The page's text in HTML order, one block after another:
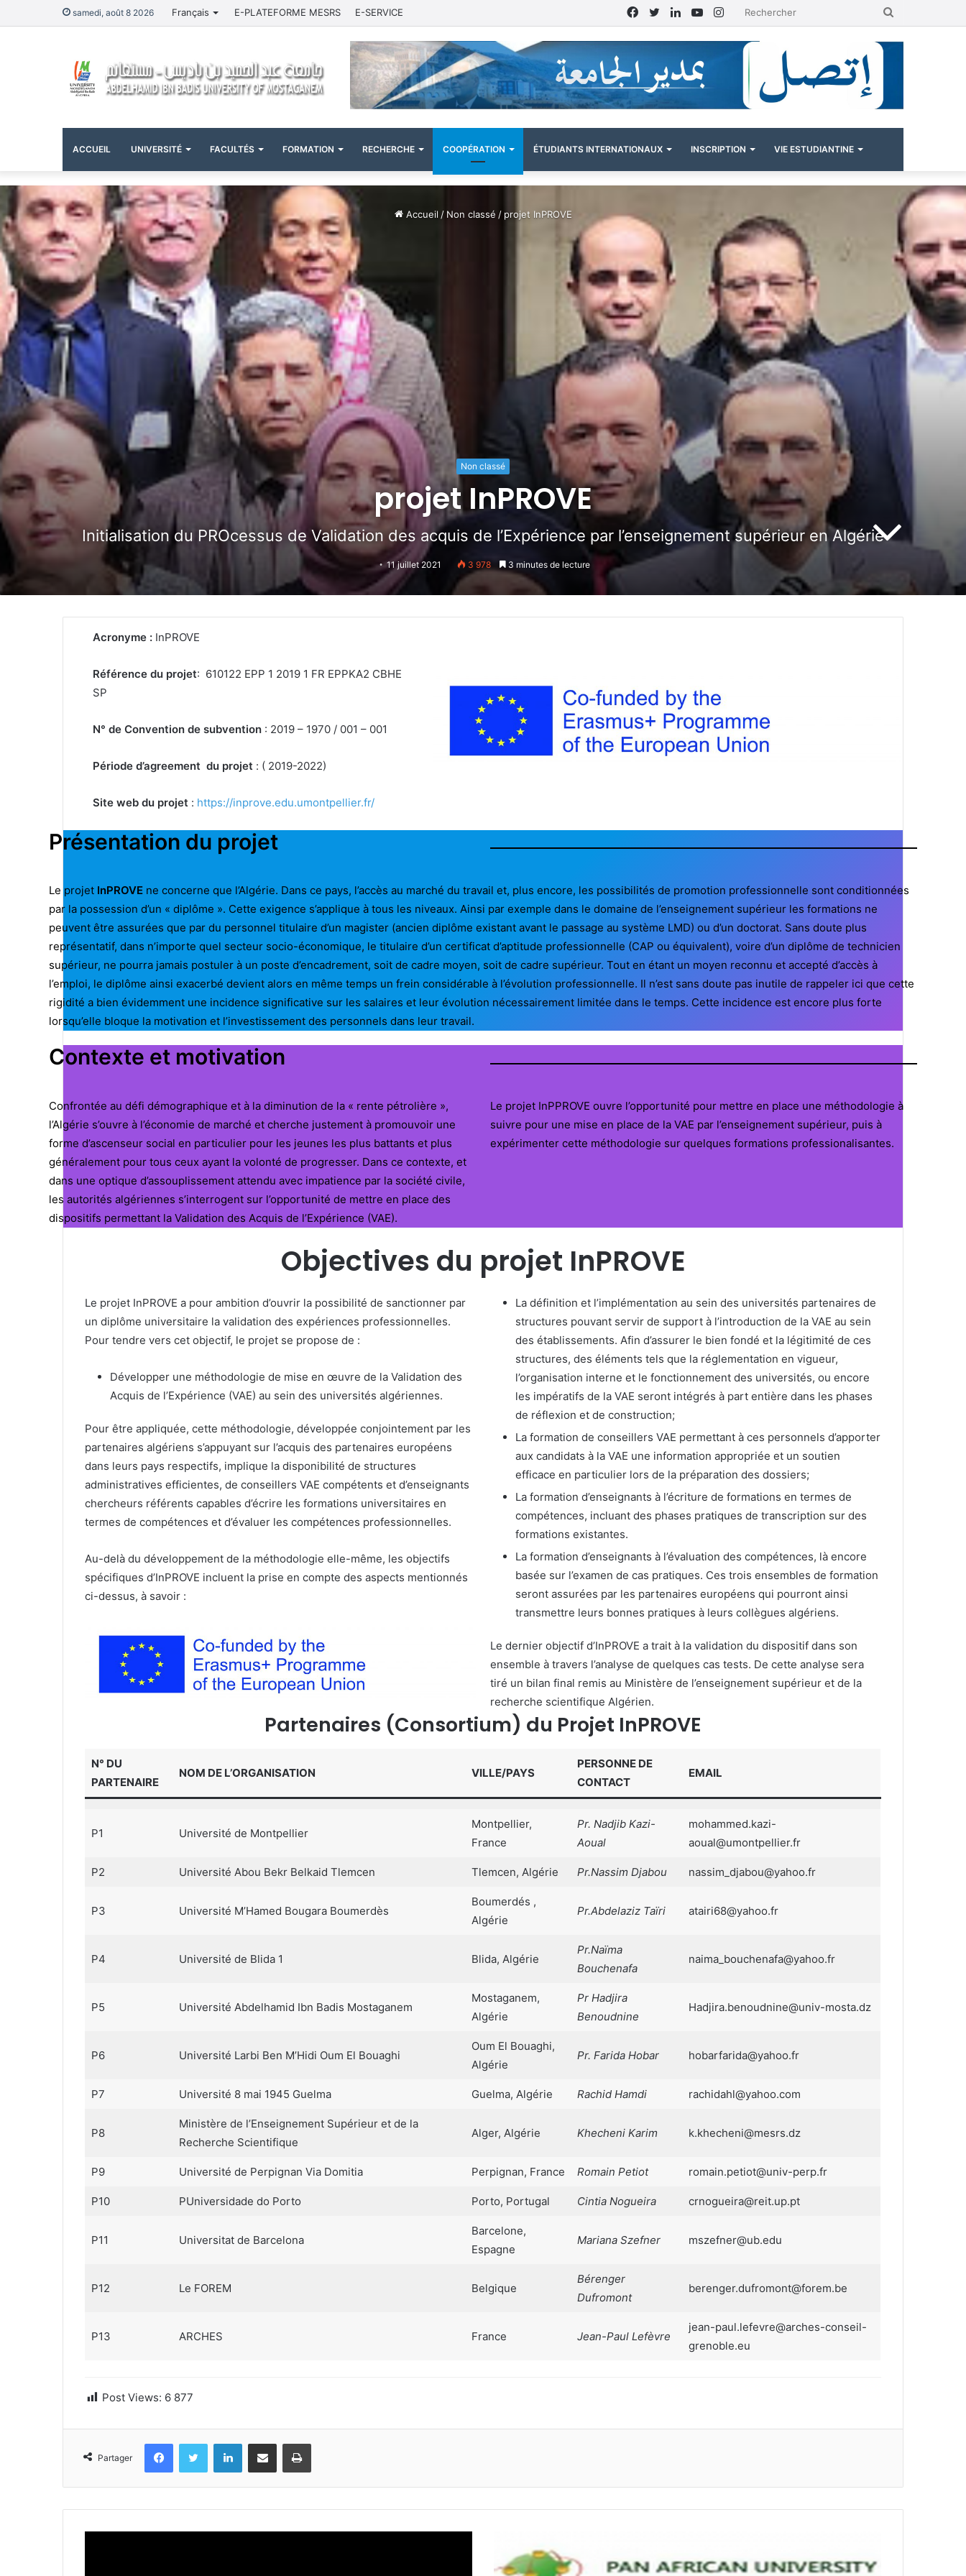
samedi, août 8 2026 Français E-PLATEFORME MESRS E-SERVICE Instagram
YouTube
Linkedin
Twitter
Facebook
ACCUEIL UNIVERSITÉ FACULTÉS FORMATION RECHERCHE COOPÉRATION ÉTUDIANTS INTERNATIONAUX INSCRIPTION VIE ESTUDIANTINE
Accueil / Non classé / projet InPROVE
Non classé
projet InPROVE
Initialisation du PROcessus de Validation des acquis de l’Expérience par l’enseignement supérieur en Algérie
11 juillet 2021 3 978 3 minutes de lecture
Acronyme : InPROVE
Référence du projet: 610122 EPP 1 2019 1 FR EPPKA2 CBHE
SP
N° de Convention de subvention : 2019 – 1970 / 001 – 001
Période d’agreement du projet : ( 2019-2022)
Site web du projet : https://inprove.edu.umontpellier.fr/
Présentation du projet
Le projet InPROVE ne concerne que l’Algérie. Dans ce pays, l’accès au marché du travail et, plus encore, les possibilités de promotion professionnelle sont conditionnées
par la possession d’un « diplôme ». Cette exigence s’applique à tous les niveaux. Ainsi par exemple dans le domaine de l’enseignement supérieur les formations ne
peuvent être assurées que par du personnel titulaire d’un magister (ancien diplôme existant avant le passage au système LMD) ou d’un doctorat. Sans doute plus
représentatif, dans n’importe quel secteur socio-économique, le titulaire d’un certificat d’aptitude professionnelle (CAP ou équivalent), voire d’un diplôme de technicien
supérieur, ne pourra jamais postuler à un poste d’encadrement, soit de cadre moyen, soit de cadre supérieur. Tout en étant un moyen reconnu et accepté d’accès à
l’emploi, le diplôme ainsi exacerbé devient alors en même temps un frein considérable à l’évolution professionnelle. Il n’est sans doute pas inutile de rappeler ici que cette
rigidité a bien évidemment une incidence significative sur les salaires et leur évolution nécessairement limitée dans le temps. Cette incidence est encore plus forte
lorsqu’elle bloque la motivation et l’investissement des personnels dans leur travail.
Contexte et motivation
Confrontée au défi démographique et à la diminution de la « rente pétrolière »,
l’Algérie s’ouvre à l’économie de marché et cherche justement à promouvoir une
forme d’ascenseur social en particulier pour les jeunes les plus battants et plus
généralement pour tous ceux ayant la volonté de progresser. Dans ce contexte, et
dans une optique d’assouplissement attendu avec impatience par la société civile,
les autorités algériennes s’interrogent sur l’opportunité de mettre en place des
dispositifs permettant la Validation des Acquis de l’Expérience (VAE).
Le projet InPPROVE ouvre l’opportunité pour mettre en place une méthodologie à
suivre pour une mise en place de la VAE par l’enseignement supérieur, puis à
expérimenter cette méthodologie sur quelques formations professionalisantes.
Objectives du projet InPROVE
Le projet InPROVE a pour ambition d’ouvrir la possibilité de sanctionner par
un diplôme universitaire la validation des expériences professionnelles.
Pour tendre vers cet objectif, le projet se propose de :
Développer une méthodologie de mise en œuvre de la Validation des
Acquis de l’Expérience (VAE) au sein des universités algériennes.
Pour être appliquée, cette méthodologie, développée conjointement par les
partenaires algériens s’appuyant sur l’acquis des partenaires européens
dans leurs pays respectifs, implique la disponibilité de structures
administratives efficientes, de conseillers VAE compétents et d’enseignants
chercheurs référents capables d’écrire les formations universitaires en
termes de compétences et d’évaluer les compétences professionnelles.
Au-delà du développement de la méthodologie elle-même, les objectifs
spécifiques d’InPROVE incluent la prise en compte des aspects mentionnés
ci-dessus, à savoir :
La définition et l’implémentation au sein des universités partenaires de
structures pouvant servir de support à l’introduction de la VAE au sein
des établissements. Afin d’assurer le bien fondé et la légitimité de ces
structures, des éléments tels que la réglementation en vigueur,
l’organisation interne et le fonctionnement des universités, ou encore
les impératifs de la VAE seront intégrés à part entière dans les phases
de réflexion et de construction;
La formation de conseillers VAE permettant à ces personnels d’apporter
aux candidats à la VAE une information appropriée et un soutien
efficace en particulier lors de la préparation des dossiers;
La formation d’enseignants à l’écriture de formations en termes de
compétences, incluant des phases pratiques de transcription sur des
formations existantes.
La formation d’enseignants à l’évaluation des compétences, là encore
basée sur l’examen de cas pratiques. Ces trois ensembles de formation
seront assurées par les partenaires européens qui pourront ainsi
transmettre leurs bonnes pratiques à leurs collègues algériens.
Le dernier objectif d’InPROVE a trait à la validation du dispositif dans son
ensemble à travers l’analyse de quelques cas tests. De cette analyse sera
tiré un bilan final remis au Ministère de l’enseignement supérieur et de la
recherche scientifique Algérien.
Partenaires (Consortium) du Projet InPROVE
N° DU
PARTENAIRE
NOM DE L’ORGANISATION VILLE/PAYS
PERSONNE DE
CONTACT
EMAIL
P1 Université de Montpellier
Montpellier,
France
Pr. Nadjib Kazi-
Aoual
mohammed.kazi-
aoual@umontpellier.fr
P2 Université Abou Bekr Belkaid Tlemcen Tlemcen, Algérie Pr.Nassim Djabou nassim_djabou@yahoo.fr
P3 Université M’Hamed Bougara Boumerdès
Boumerdés ,
Algérie
Pr.Abdelaziz Taïri atairi68@yahoo.fr
P4 Université de Blida 1 Blida, Algérie
Pr.Naïma
Bouchenafa
naima_bouchenafa@yahoo.fr
P5 Université Abdelhamid Ibn Badis Mostaganem
Mostaganem,
Algérie
Pr Hadjira
Benoudnine
Hadjira.benoudnine@univ-mosta.dz
P6 Université Larbi Ben M’Hidi Oum El Bouaghi
Oum El Bouaghi,
Algérie
Pr. Farida Hobar hobarfarida@yahoo.fr
P7 Université 8 mai 1945 Guelma Guelma, Algérie Rachid Hamdi rachidahl@yahoo.com
P8
Ministère de l’Enseignement Supérieur et de la
Recherche Scientifique
Alger, Algérie Khecheni Karim k.khecheni@mesrs.dz
P9 Université de Perpignan Via Domitia Perpignan, France Romain Petiot romain.petiot@univ-perp.fr
P10 PUniversidade do Porto Porto, Portugal Cintia Nogueira crnogueira@reit.up.pt
P11 Universitat de Barcelona
Barcelone,
Espagne
Mariana Szefner mszefner@ub.edu
P12 Le FOREM Belgique
Bérenger
Dufromont
berenger.dufromont@forem.be
P13 ARCHES France Jean-Paul Lefèvre
jean-paul.lefevre@arches-conseil-
grenoble.eu
Post Views: 6 877
Partager
FacebookTwitter LinkedinPartager par email Imprimer